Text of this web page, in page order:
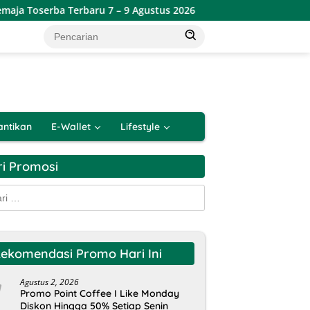
Terbaru 7 – 9 Agustus 2026
E-Wallet Lifestyle
Promosi
Promo Hari Ini
Agustus 2, 2026
Promo Point Coffee I Like Monday
Diskon Hingga 50% Setiap Senin